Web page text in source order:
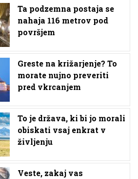
Ta podzemna postaja se
nahaja 116 metrov pod
površjem
Greste na križarjenje? To
morate nujno preveriti
pred vkrcanjem
To je država, ki bi jo morali
obiskati vsaj enkrat v
življenju
Veste, zakaj vas